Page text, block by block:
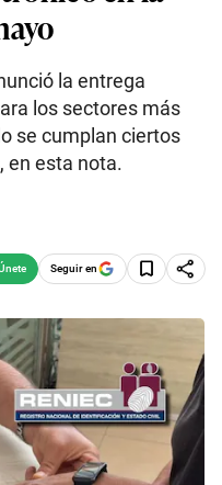
la entrega
los sectores más
se cumplan ciertos
en esta nota.
Seguir en